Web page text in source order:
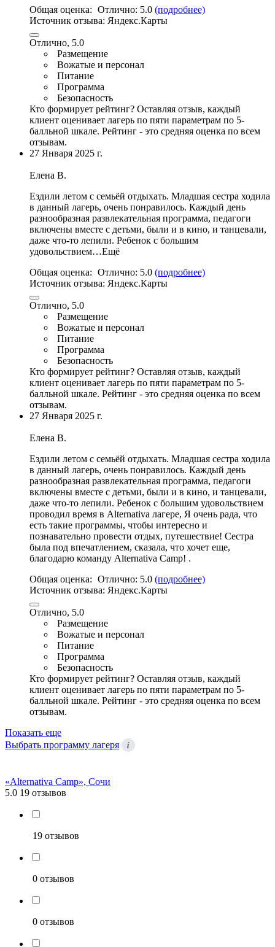
Общая оценка: Отлично: 5.0 (подробнее)
Источник отзыва: Яндекс.Карты
Отлично, 5.0
Размещение
Вожатые и персонал
Питание
Программа
Безопасность
Кто формирует рейтинг? Оставляя отзыв, каждый
клиент оценивает лагерь по пяти параметрам по 5-
балльной шкале. Рейтинг - это средняя оценка по всем
отзывам.
27 Января 2025 г.
Елена В.
Ездили летом с семьёй отдыхать. Младшая сестра ходила
в данный лагерь, очень понравилось. Каждый день
разнообразная развлекательная программа, педагоги
включены вместе с детьми, были и в кино, и танцевали,
даже что-то лепили. Ребенок с большим
удовольствием…Ещё
Общая оценка: Отлично: 5.0 (подробнее)
Источник отзыва: Яндекс.Карты
Отлично, 5.0
Размещение
Вожатые и персонал
Питание
Программа
Безопасность
Кто формирует рейтинг? Оставляя отзыв, каждый
клиент оценивает лагерь по пяти параметрам по 5-
балльной шкале. Рейтинг - это средняя оценка по всем
отзывам.
27 Января 2025 г.
Елена В.
Ездили летом с семьёй отдыхать. Младшая сестра ходила
в данный лагерь, очень понравилось. Каждый день
разнообразная развлекательная программа, педагоги
включены вместе с детьми, были и в кино, и танцевали,
даже что-то лепили. Ребенок с большим удовольствием
проводил время в Alternativa лагере, Я очень рада, что
есть такие программы, чтобы интересно и
познавательно провести отдых, путешествие! Сестра
была под впечатлением, сказала, что хочет еще,
благодарю команду Alternativa Camp! .
Общая оценка: Отлично: 5.0 (подробнее)
Источник отзыва: Яндекс.Карты
Отлично, 5.0
Размещение
Вожатые и персонал
Питание
Программа
Безопасность
Кто формирует рейтинг? Оставляя отзыв, каждый
клиент оценивает лагерь по пяти параметрам по 5-
балльной шкале. Рейтинг - это средняя оценка по всем
отзывам.
Показать еще
Выбрать программу лагеря
i
«Alternativa Camp», Сочи
5.0 19 отзывов
19 отзывов
0 отзывов
0 отзывов